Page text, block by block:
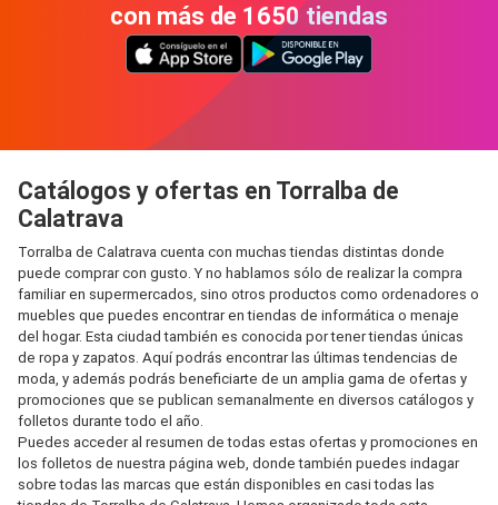
con más de 1650 tiendas
Catálogos y ofertas en Torralba de
Calatrava
Torralba de Calatrava cuenta con muchas tiendas distintas donde
puede comprar con gusto. Y no hablamos sólo de realizar la compra
familiar en supermercados, sino otros productos como ordenadores o
muebles que puedes encontrar en tiendas de informática o menaje
del hogar. Esta ciudad también es conocida por tener tiendas únicas
de ropa y zapatos. Aquí podrás encontrar las últimas tendencias de
moda, y además podrás beneficiarte de un amplia gama de ofertas y
promociones que se publican semanalmente en diversos catálogos y
folletos durante todo el año.
Puedes acceder al resumen de todas estas ofertas y promociones en
los folletos de nuestra página web, donde también puedes indagar
sobre todas las marcas que están disponibles en casi todas las